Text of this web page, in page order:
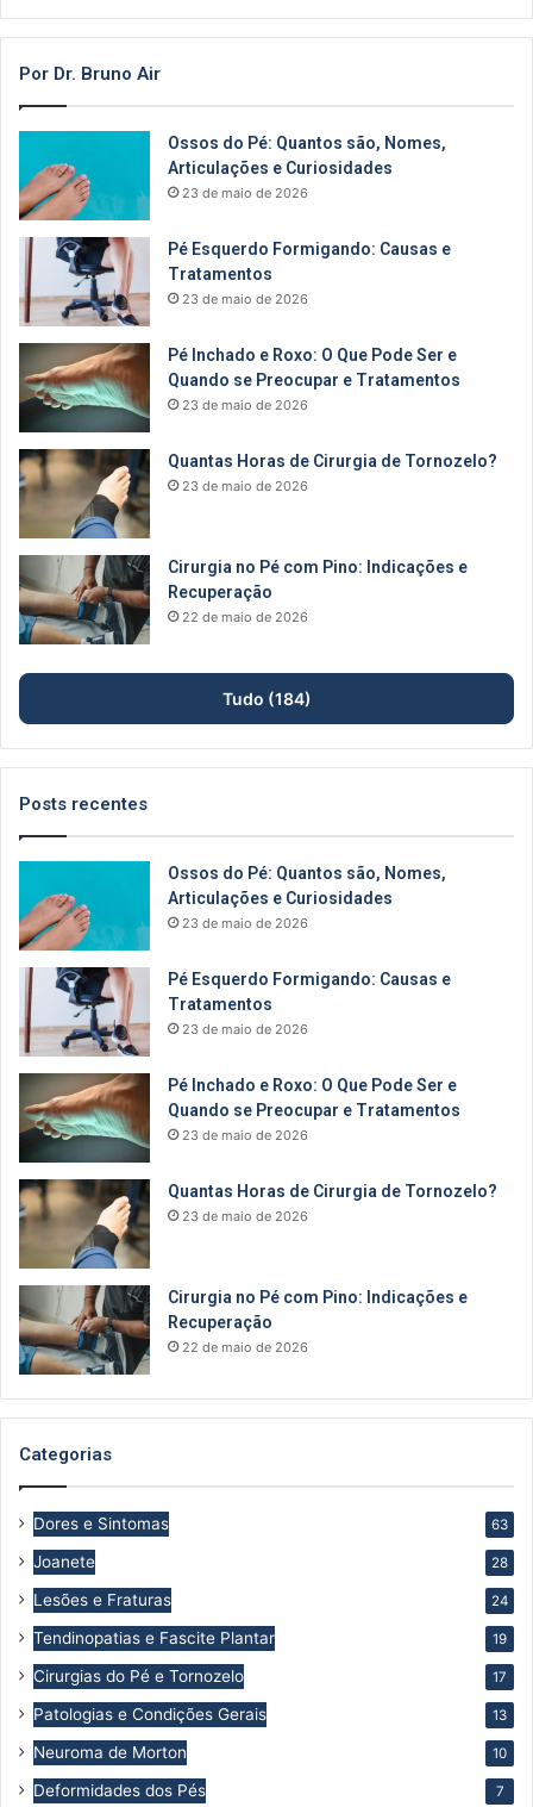
Por Dr. Bruno Air
Ossos do Pé: Quantos são, Nomes,
Articulações e Curiosidades
23 de maio de 2026
Pé Esquerdo Formigando: Causas e
Tratamentos
23 de maio de 2026
Pé Inchado e Roxo: O Que Pode Ser e
Quando se Preocupar e Tratamentos
23 de maio de 2026
Quantas Horas de Cirurgia de Tornozelo?
23 de maio de 2026
Cirurgia no Pé com Pino: Indicações e
Recuperação
22 de maio de 2026
Tudo (184)
Posts recentes
Ossos do Pé: Quantos são, Nomes,
Articulações e Curiosidades
23 de maio de 2026
Pé Esquerdo Formigando: Causas e
Tratamentos
23 de maio de 2026
Pé Inchado e Roxo: O Que Pode Ser e
Quando se Preocupar e Tratamentos
23 de maio de 2026
Quantas Horas de Cirurgia de Tornozelo?
23 de maio de 2026
Cirurgia no Pé com Pino: Indicações e
Recuperação
22 de maio de 2026
Categorias
Dores e Sintomas 63
Joanete 28
Lesões e Fraturas 24
Tendinopatias e Fascite Plantar 19
Cirurgias do Pé e Tornozelo 17
Patologias e Condições Gerais 13
Neuroma de Morton 10
Deformidades dos Pés 7